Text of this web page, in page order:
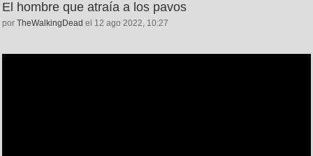
El hombre que atraía a los pavos
por TheWalkingDead el 12 ago 2022, 10:27